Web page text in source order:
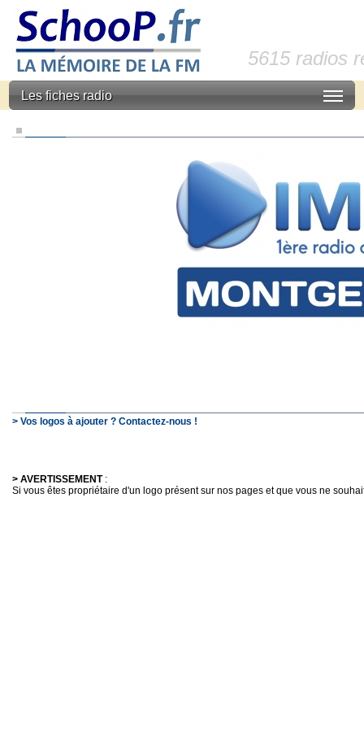
5615 radios
Les fiches radio
> Vos logos à ajouter ? Contactez-nous !
> AVERTISSEMENT:
Si vous êtes propriétaire d'un logo présent sur nos pages et que vous ne